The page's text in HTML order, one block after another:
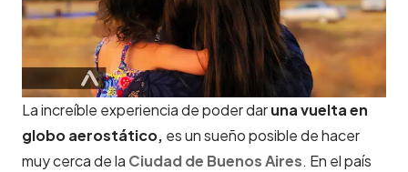
La increíble experiencia de poder daruna vuelta en
globo aerostático, es un sueño posible de hacer
muy cerca de la Ciudad de Buenos Aires. En el país